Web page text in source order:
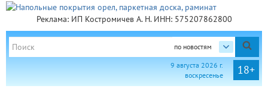
Реклама: ИП Костромичев А. Н. ИНН: 575207862800
по новостям
18+
9 августа 2026 г.
воскресенье